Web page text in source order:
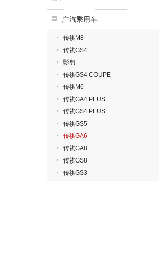
广汽乘用车
传祺M8
传祺GS4
影豹
传祺GS4 COUPE
传祺M6
传祺GA4 PLUS
传祺GS4 PLUS
传祺GS5
传祺GA6
传祺GA8
传祺GS8
传祺GS3